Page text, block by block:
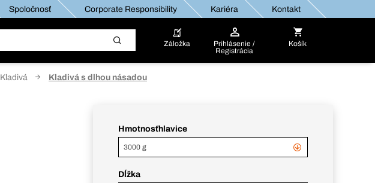
Spoločnosť Corporate Responsibility Kariéra Kontakt
Záložka
Prihlásenie /
Registrácia
Košík
Kladivá Kladivá s dlhou násadou
Hmotnosťhlavice
3000 g
Dĺžka